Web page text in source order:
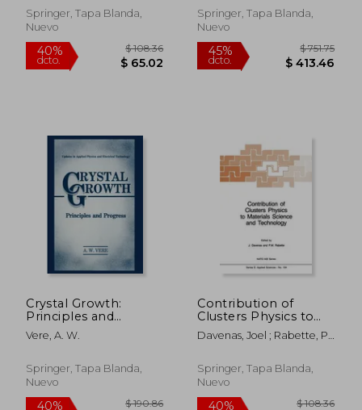
$ 75.73
Springer, Tapa Blanda,
Nuevo
Springer, Tapa Blanda,
Nuevo
Crystal Growth:
Principles and
Progress (en Inglés)
Vere, A. W.
Springer, Tapa Blanda,
Nuevo
Contribution of
Clusters Physics to
Materials Science and
Technology: From
Aggregated Materials
(en Inglés)
Davenas, Joel ; Rabette, P.
Springer, Tapa Blanda,
Nuevo